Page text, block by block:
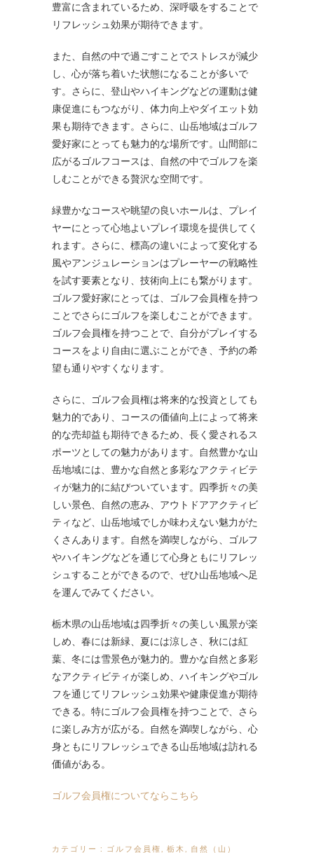
豊富に含まれているため、深呼吸をすることで
リフレッシュ効果が期待できます。
また、自然の中で過ごすことでストレスが減少
し、心が落ち着いた状態になることが多いで
す。さらに、登山やハイキングなどの運動は健
康促進にもつながり、体力向上やダイエット効
果も期待できます。さらに、山岳地域はゴルフ
愛好家にとっても魅力的な場所です。山間部に
広がるゴルフコースは、自然の中でゴルフを楽
しむことができる贅沢な空間です。
緑豊かなコースや眺望の良いホールは、プレイ
ヤーにとって心地よいプレイ環境を提供してく
れます。さらに、標高の違いによって変化する
風やアンジュレーションはプレーヤーの戦略性
を試す要素となり、技術向上にも繋がります。
ゴルフ愛好家にとっては、ゴルフ会員権を持つ
ことでさらにゴルフを楽しむことができます。
ゴルフ会員権を持つことで、自分がプレイする
コースをより自由に選ぶことができ、予約の希
望も通りやすくなります。
さらに、ゴルフ会員権は将来的な投資としても
魅力的であり、コースの価値向上によって将来
的な売却益も期待できるため、長く愛されるス
ポーツとしての魅力があります。自然豊かな山
岳地域には、豊かな自然と多彩なアクティビテ
ィが魅力的に結びついています。四季折々の美
しい景色、自然の恵み、アウトドアアクティビ
ティなど、山岳地域でしか味わえない魅力がた
くさんあります。自然を満喫しながら、ゴルフ
やハイキングなどを通じて心身ともにリフレッ
シュすることができるので、ぜひ山岳地域へ足
を運んでみてください。
栃木県の山岳地域は四季折々の美しい風景が楽
しめ、春には新緑、夏には涼しさ、秋には紅
葉、冬には雪景色が魅力的。豊かな自然と多彩
なアクティビティが楽しめ、ハイキングやゴル
フを通じてリフレッシュ効果や健康促進が期待
できる。特にゴルフ会員権を持つことで、さら
に楽しみ方が広がる。自然を満喫しながら、心
身ともにリフレッシュできる山岳地域は訪れる
価値がある。
ゴルフ会員権についてならこちら
カテゴリー : ゴルフ会員権 栃木 自然（山）